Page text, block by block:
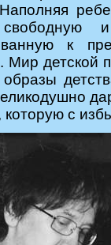
к
Мир детской
образы
с